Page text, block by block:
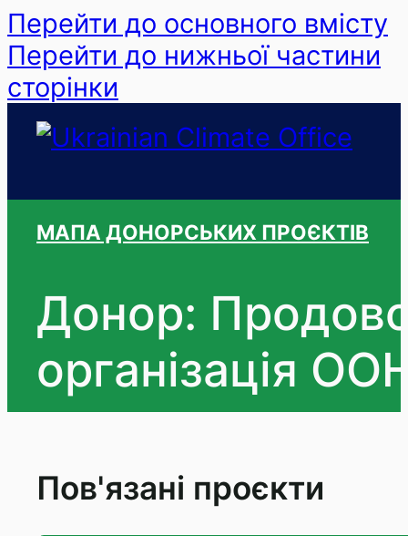
Перейти до основного вмісту
Перейти до нижньої частини
сторінки
МАПА ДОНОРСЬКИХ ПРОЄКТІВ
Донор:
організація
Пов'язані проєкти